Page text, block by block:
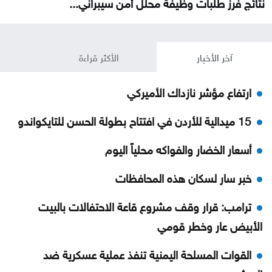
آخر الأخبار الأكثر قراءة
ارتفاع مؤشر نازداك الأميركي
15 ميدالية للأردن في افتتاح بطولة الحسن للتايكواندو
أسعار الخضار والفواكه محلياً اليوم
خبر سار لسكان هذه المحافظات
ترامب: قرار وقف مشروع قاعة الاحتفالات بالبيت
الأبيض عار وخطر قومي
القوات المسلحة اليمنية تنفذ عملية عسكرية ضد